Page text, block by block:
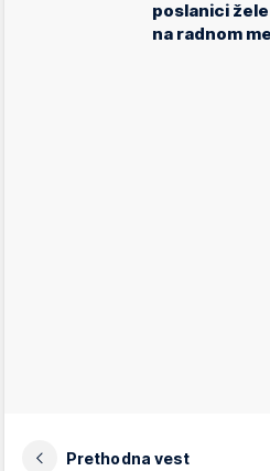
poslanici
na radnom
Prethodna vest